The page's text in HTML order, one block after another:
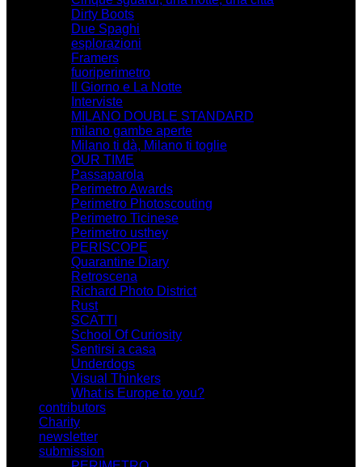
Dirty Boots
Due Spaghi
esplorazioni
Framers
fuoriperimetro
Il Giorno e La Notte
Interviste
MILANO DOUBLE STANDARD
milano gambe aperte
Milano ti dà, Milano ti toglie
OUR TIME
Passaparola
Perimetro Awards
Perimetro Photoscouting
Perimetro Ticinese
Perimetro usthey
PERISCOPE
Quarantine Diary
Retroscena
Richard Photo District
Rust
SCATTI
School Of Curiosity
Sentirsi a casa
Underdogs
Visual Thinkers
What is Europe to you?
contributors
Charity
newsletter
submission